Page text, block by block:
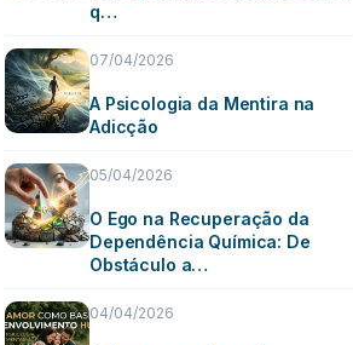
q…
07/04/2026
A Psicologia da Mentira na
Adicção
05/04/2026
O Ego na Recuperação da
Dependência Química: De
Obstáculo a…
04/04/2026